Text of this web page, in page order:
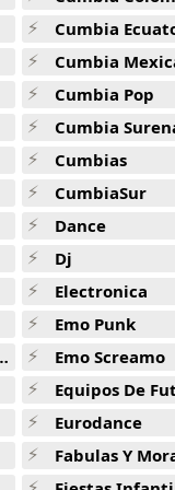
Cumbia
Cumbia
Cumbia Pop
Cumbia
Cumbias
CumbiaSur
Dance
Dj
Electronica
Emo Punk
Emo Screamo
Equipos De
Eurodance
Fabulas Y